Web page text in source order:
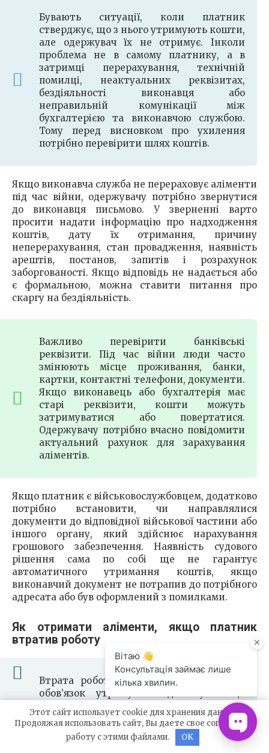
Бувають ситуації, коли платник
стверджує, що з нього утримують кошти,
але одержувач їх не отримує. Інколи
проблема не в самому платнику, а в
затримці перерахування, технічній
помилці, неактуальних реквізитах,
бездіяльності виконавця або
неправильній комунікації між
бухгалтерією та виконавчою службою.
Тому перед висновком про ухилення
потрібно перевірити шлях коштів.
Якщо виконавча служба не перераховує аліменти
під час війни, одержувачу потрібно звернутися
до виконавця письмово. У зверненні варто
просити надати інформацію про надходження
коштів, дату їх отримання, причину
неперерахування, стан провадження, наявність
арештів, постанов, запитів і розрахунок
заборгованості. Якщо відповідь не надається або
є формальною, можна ставити питання про
скаргу на бездіяльність.
Важливо перевірити банківські
реквізити. Під час війни люди часто
змінюють місце проживання, банки,
картки, контактні телефони, документи.
Якщо виконавець або бухгалтерія має
старі реквізити, кошти можуть
затримуватися або повертатися.
Одержувачу потрібно вчасно повідомити
актуальний рахунок для зарахування
аліментів.
Якщо платник є військовослужбовцем, додатково
потрібно встановити, чи направлялися
документи до відповідної військової частини або
іншого органу, який здійснює нарахування
грошового забезпечення. Наявність судового
рішення сама по собі ще не гарантує
автоматичного утримання коштів, якщо
виконавчий документ не потрапив до потрібного
адресата або був оформлений з помилками.
Як отримати аліменти, якщо платник
втратив роботу
Втрата роботи платником не скасовує
обов’язок утримувати дитину. Якщо
особа офіційно не працює, аліменти все
одно можуть нараховуватися, а борг —
накопичуватися. Для дитини важливий
не формальний статус платника, а
Этот сайт использует cookie для хранения данных.
Продолжая использовать сайт, Вы даете свое согласие на
работу с этими файлами.
OK